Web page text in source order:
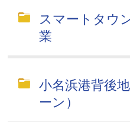
スマートタウ
業
小名浜港背後
ーン）